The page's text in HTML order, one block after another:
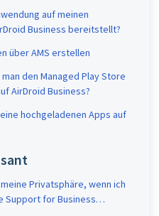
auf meinen
Business bereitstellt?
über AMS erstellen
den Managed Play Store
AirDroid Business?
hochgeladenen Apps auf
Privatsphäre, wenn ich
Support for Business